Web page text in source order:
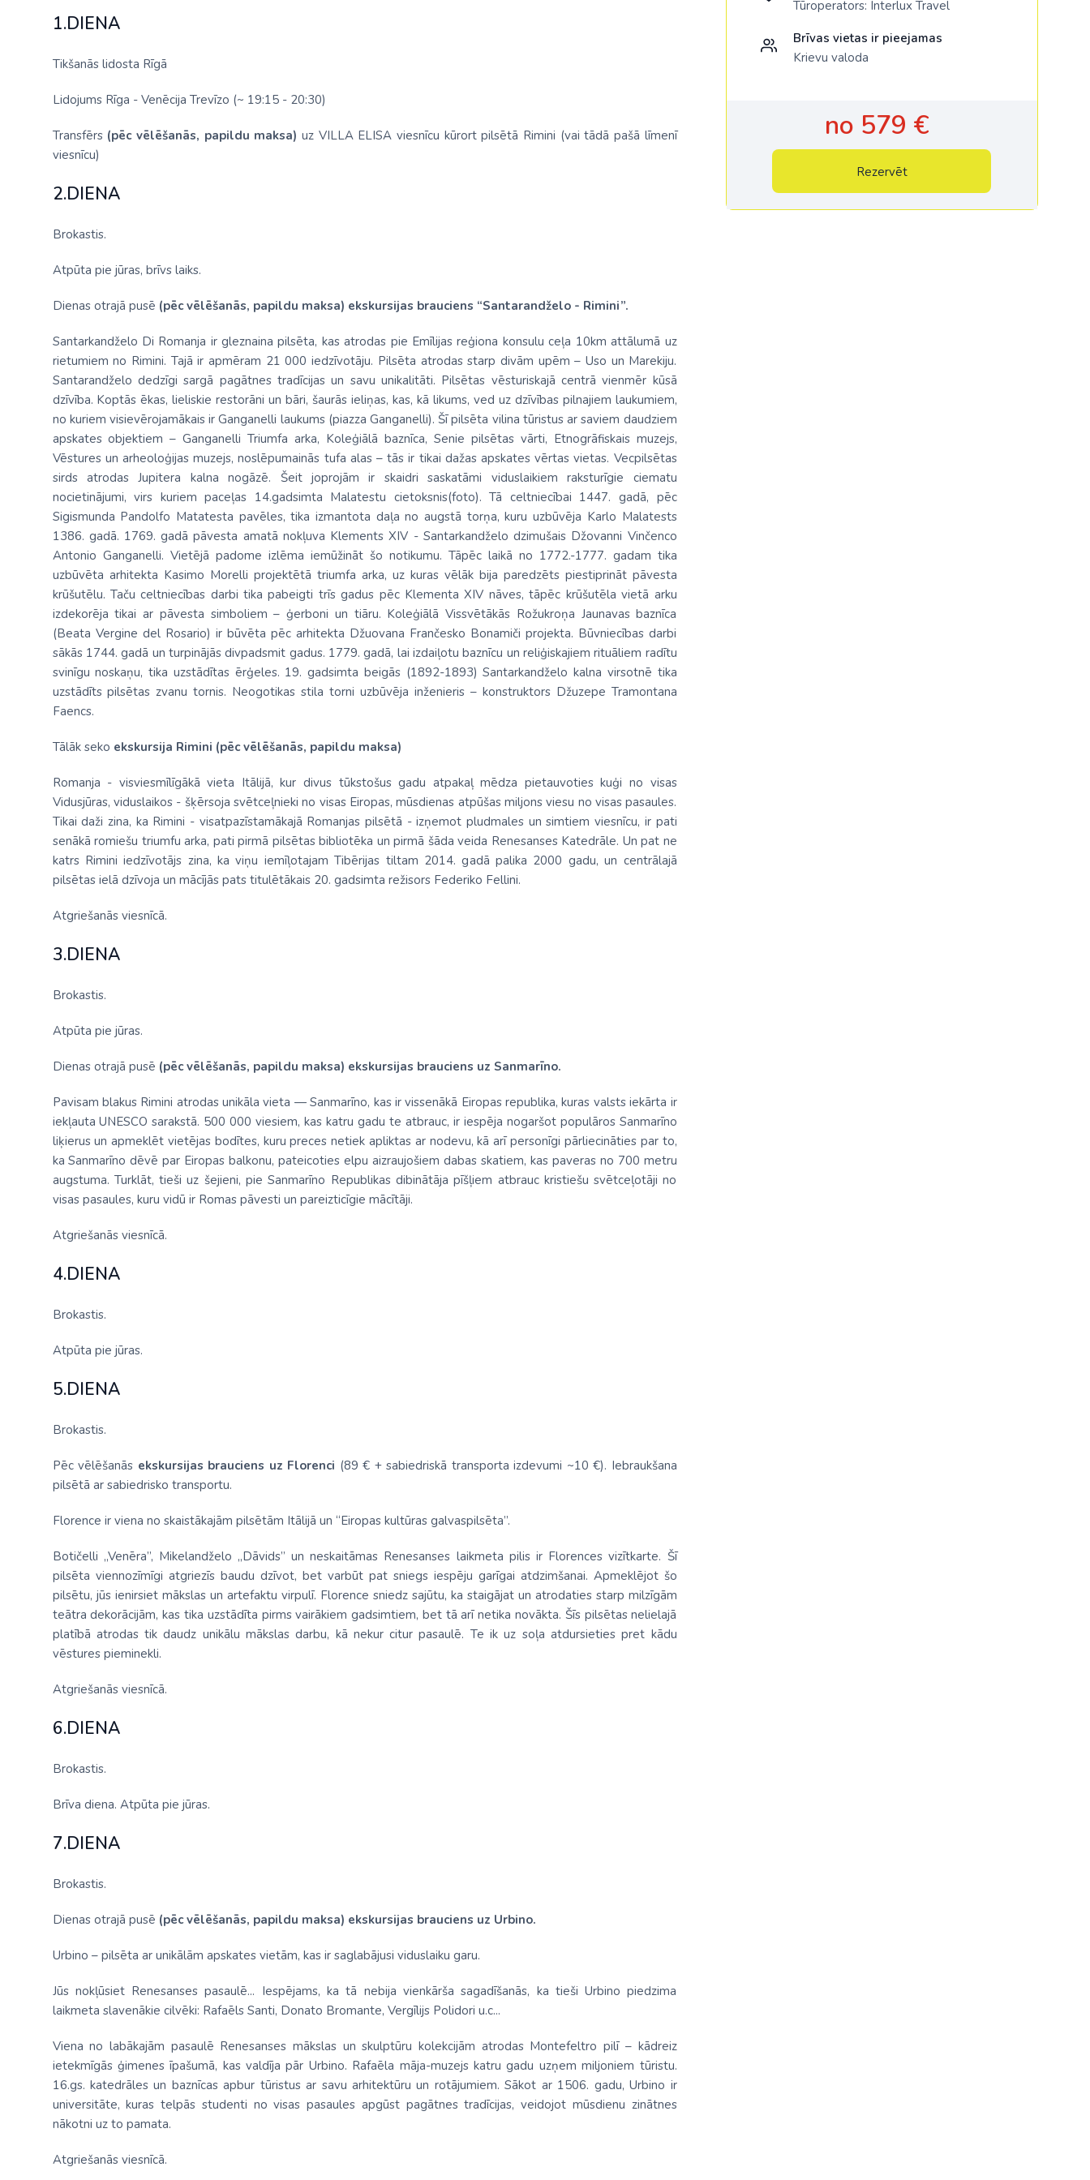
Singapūra
1.DIENA
Tikšanās lidosta Rīgā
Lidojums Rīga - Venēcija Trevīzo (~ 19:15 - 20:30)
Transfērs (pēc vēlēšanās, papildu maksa) uz VILLA ELISA viesnīcu kūrort pilsētā Rimini (vai tādā pašā līmenī
viesnīcu)
2.DIENA
Brokastis.
Atpūta pie jūras, brīvs laiks.
Dienas otrajā pusē (pēc vēlēšanās, papildu maksa) ekskursijas brauciens “Santarandželo - Rimini”.
Santarkandželo Di Romanja ir gleznaina pilsēta, kas atrodas pie Emīlijas reģiona konsulu ceļa 10km attālumā uz
rietumiem no Rimini. Tajā ir apmēram 21 000 iedzīvotāju. Pilsēta atrodas starp divām upēm – Uso un Marekiju.
Santarandželo dedzīgi sargā pagātnes tradīcijas un savu unikalitāti. Pilsētas vēsturiskajā centrā vienmēr kūsā
dzīvība. Koptās ēkas, lieliskie restorāni un bāri, šaurās ieliņas, kas, kā likums, ved uz dzīvības pilnajiem laukumiem,
no kuriem visievērojamākais ir Ganganelli laukums (piazza Ganganelli). Šī pilsēta vilina tūristus ar saviem daudziem
apskates objektiem – Ganganelli Triumfa arka, Koleģiālā baznīca, Senie pilsētas vārti, Etnogrāfiskais muzejs,
Vēstures un arheoloģijas muzejs, noslēpumainās tufa alas – tās ir tikai dažas apskates vērtas vietas. Vecpilsētas
sirds atrodas Jupitera kalna nogāzē. Šeit joprojām ir skaidri saskatāmi viduslaikiem raksturīgie ciematu
nocietinājumi, virs kuriem paceļas 14.gadsimta Malatestu cietoksnis(foto). Tā celtniecībai 1447. gadā, pēc
Sigismunda Pandolfo Matatesta pavēles, tika izmantota daļa no augstā torņa, kuru uzbūvēja Karlo Malatests
1386. gadā. 1769. gadā pāvesta amatā nokļuva Klements XIV - Santarkandželo dzimušais Džovanni Vinčenco
Antonio Ganganelli. Vietējā padome izlēma iemūžināt šo notikumu. Tāpēc laikā no 1772.-1777. gadam tika
uzbūvēta arhitekta Kasimo Morelli projektētā triumfa arka, uz kuras vēlāk bija paredzēts piestiprināt pāvesta
krūšutēlu. Taču celtniecības darbi tika pabeigti trīs gadus pēc Klementa XIV nāves, tāpēc krūšutēla vietā arku
izdekorēja tikai ar pāvesta simboliem – ģerboni un tiāru. Koleģiālā Vissvētākās Rožukroņa Jaunavas baznīca
(Beata Vergine del Rosario) ir būvēta pēc arhitekta Džuovana Frančesko Bonamiči projekta. Būvniecības darbi
sākās 1744. gadā un turpinājās divpadsmit gadus. 1779. gadā, lai izdaiļotu baznīcu un reliģiskajiem rituāliem radītu
svinīgu noskaņu, tika uzstādītas ērģeles. 19. gadsimta beigās (1892-1893) Santarkandželo kalna virsotnē tika
uzstādīts pilsētas zvanu tornis. Neogotikas stila torni uzbūvēja inženieris – konstruktors Džuzepe Tramontana
Faencs.
Tālāk seko ekskursija Rimini (pēc vēlēšanās, papildu maksa)
Romanja - visviesmīlīgākā vieta Itālijā, kur divus tūkstošus gadu atpakaļ mēdza pietauvoties kuģi no visas
Vidusjūras, viduslaikos - šķērsoja svētceļnieki no visas Eiropas, mūsdienas atpūšas miljons viesu no visas pasaules.
Tikai daži zina, ka Rimini - visatpazīstamākajā Romanjas pilsētā - izņemot pludmales un simtiem viesnīcu, ir pati
senākā romiešu triumfu arka, pati pirmā pilsētas bibliotēka un pirmā šāda veida Renesanses Katedrāle. Un pat ne
katrs Rimini iedzīvotājs zina, ka viņu iemīļotajam Tibērijas tiltam 2014. gadā palika 2000 gadu, un centrālajā
pilsētas ielā dzīvoja un mācījās pats titulētākais 20. gadsimta režisors Federiko Fellini.
Atgriešanās viesnīcā.
3.DIENA
Brokastis.
Atpūta pie jūras.
Dienas otrajā pusē (pēc vēlēšanās, papildu maksa) ekskursijas brauciens uz Sanmarīno.
Pavisam blakus Rimini atrodas unikāla vieta — Sanmarīno, kas ir vissenākā Eiropas republika, kuras valsts iekārta ir
iekļauta UNESCO sarakstā. 500 000 viesiem, kas katru gadu te atbrauc, ir iespēja nogaršot populāros Sanmarīno
liķierus un apmeklēt vietējas bodītes, kuru preces netiek apliktas ar nodevu, kā arī personīgi pārliecināties par to,
ka Sanmarīno dēvē par Eiropas balkonu, pateicoties elpu aizraujošiem dabas skatiem, kas paveras no 700 metru
augstuma. Turklāt, tieši uz šejieni, pie Sanmarīno Republikas dibinātāja pīšļiem atbrauc kristiešu svētceļotāji no
visas pasaules, kuru vidū ir Romas pāvesti un pareizticīgie mācītāji.
Atgriešanās viesnīcā.
4.DIENA
Brokastis.
Atpūta pie jūras.
5.DIENA
Brokastis.
Pēc vēlēšanās ekskursijas brauciens uz Florenci (89 € + sabiedriskā transporta izdevumi ~10 €). Iebraukšana
pilsētā ar sabiedrisko transportu.
Florence ir viena no skaistākajām pilsētām Itālijā un “Eiropas kultūras galvaspilsēta”.
Botičelli „Venēra”, Mikelandželo „Dāvids” un neskaitāmas Renesanses laikmeta pilis ir Florences vizītkarte. Šī
pilsēta viennozīmīgi atgriezīs baudu dzīvot, bet varbūt pat sniegs iespēju garīgai atdzimšanai. Apmeklējot šo
pilsētu, jūs ienirsiet mākslas un artefaktu virpulī. Florence sniedz sajūtu, ka staigājat un atrodaties starp milzīgām
teātra dekorācijām, kas tika uzstādīta pirms vairākiem gadsimtiem, bet tā arī netika novākta. Šīs pilsētas nelielajā
platībā atrodas tik daudz unikālu mākslas darbu, kā nekur citur pasaulē. Te ik uz soļa atdursieties pret kādu
vēstures pieminekli.
Atgriešanās viesnīcā.
6.DIENA
Brokastis.
Brīva diena. Atpūta pie jūras.
7.DIENA
Brokastis.
Dienas otrajā pusē (pēc vēlēšanās, papildu maksa) ekskursijas brauciens uz Urbino.
Urbino – pilsēta ar unikālām apskates vietām, kas ir saglabājusi viduslaiku garu.
Jūs nokļūsiet Renesanses pasaulē... Iespējams, ka tā nebija vienkārša sagadīšanās, ka tieši Urbino piedzima
laikmeta slavenākie cilvēki: Rafaēls Santi, Donato Bromante, Vergīlijs Polidori u.c...
Viena no labākajām pasaulē Renesanses mākslas un skulptūru kolekcijām atrodas Montefeltro pilī – kādreiz
ietekmīgās ģimenes īpašumā, kas valdīja pār Urbino. Rafaēla māja-muzejs katru gadu uzņem miljoniem tūristu.
16.gs. katedrāles un baznīcas apbur tūristus ar savu arhitektūru un rotājumiem. Sākot ar 1506. gadu, Urbino ir
universitāte, kuras telpās studenti no visas pasaules apgūst pagātnes tradīcijas, veidojot mūsdienu zinātnes
nākotni uz to pamata.
Atgriešanās viesnīcā.
Tūroperators: Interlux Travel
Brīvas vietas ir pieejamas
Krievu valoda
no 579 €
Rezervēt